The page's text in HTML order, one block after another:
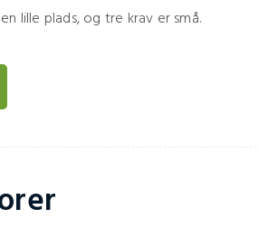
lille plads, og tre krav er små.